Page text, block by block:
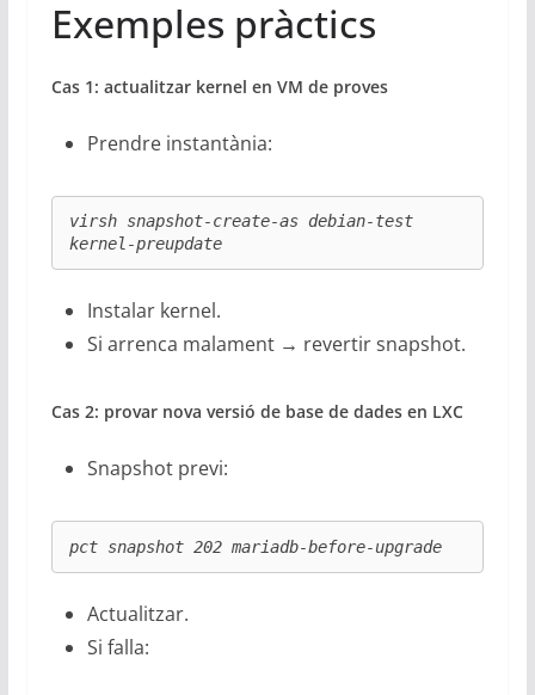
Exemples pràctics
Cas 1: actualitzar kernel en VM de proves
Prendre instantània:
virsh snapshot-create-as debian-test
kernel-preupdate
Instalar kernel.
Si arrenca malament → revertir snapshot.
Cas 2: provar nova versió de base de dades en LXC
Snapshot previ:
pct snapshot 202 mariadb-before-upgrade
Actualitzar.
Si falla: